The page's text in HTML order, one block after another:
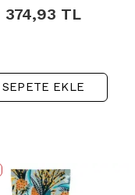
374,93 TL
SEPETE EKLE